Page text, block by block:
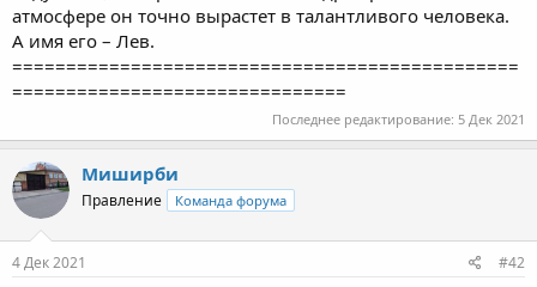
атмосфере он точно вырастет в талантливого человека.
А имя его – Лев.
===============================================
===============================
Последнее редактирование: 5 Дек 2021
Миширби
Правление Команда форума
4 Дек 2021 #42